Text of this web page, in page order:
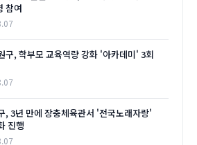
참여
구, 학부모 교육역량 강화 '아카데미' 3회
, 3년 만에 장충체육관서 '전국노래자랑'
진행